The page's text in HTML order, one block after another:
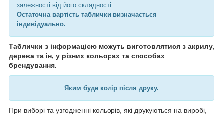
залежності від його складності.
Остаточна вартість таблички визначається
індивідуально.
Таблички з інформацією можуть виготовлятися з акрилу,
дерева та ін, у різних кольорах та способах
брендування.
Яким буде колір після друку.
При виборі та узгодженні кольорів, які друкуються на виробі,